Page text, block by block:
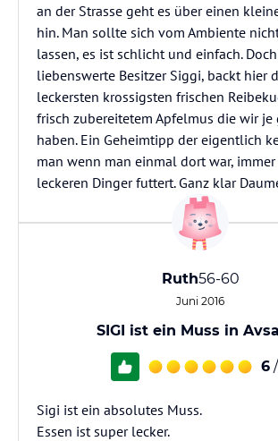
an der Strasse geht es über einen
hin. Man sollte sich vom Ambiente
lassen, es ist schlicht und einfach.
liebenswerte Besitzer Siggi, backt hier
leckersten krossigsten frischen
frisch zubereitetem Apfelmus die wir je
haben. Ein Geheimtipp der eigentlich
man wenn man einmal dort war,
leckeren Dinger futtert. Ganz klar
Ruth56-60
Juni 2016
SIGI ist ein Muss in
6
Sigi ist ein absolutes Muss.
Essen ist super lecker.